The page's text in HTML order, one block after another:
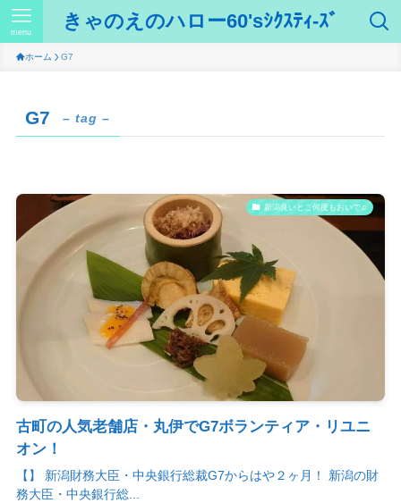
きゃのえのハロー60'sｼｸｽﾃｨ-ｽﾞ
menu
ホーム G7
G7 – tag –
新潟良いとこ何度もおいで♫
古町の人気老舗店・丸伊でG7ボランティア・リユニ
オン！
【】 新潟財務大臣・中央銀行総裁G7からはや２ヶ月！ 新潟の財
務大臣・中央銀行総...